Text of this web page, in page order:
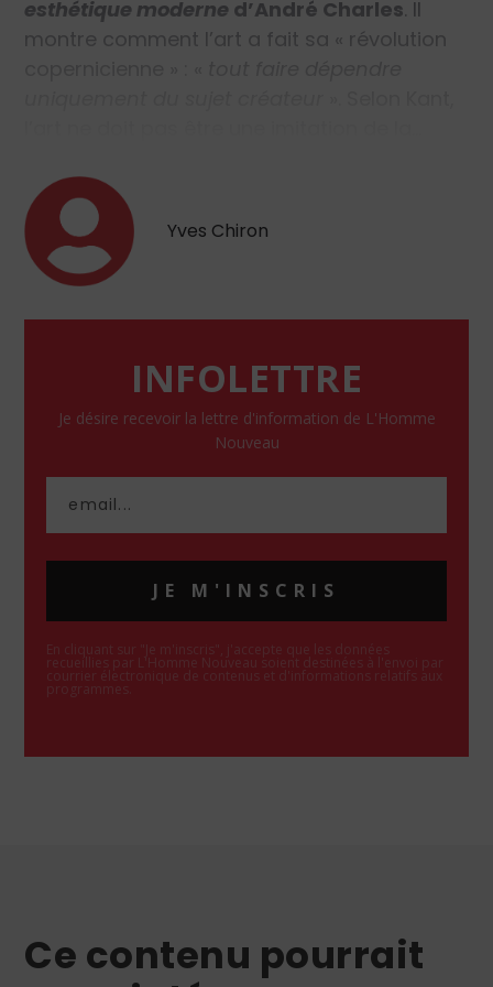
esthétique moderne d’André Charles. Il
montre comment l’art a fait sa « révolution
Yves Chiron
INFOLETTRE
Je désire recevoir la lettre d'information de L'Homme
Nouveau
JE M'INSCRIS
En cliquant sur "Je m'inscris", j'accepte que les données
recueillies par L'Homme Nouveau soient destinées à l'envoi par
courrier électronique de contenus et d'informations relatifs aux
programmes.
Ce contenu pourrait